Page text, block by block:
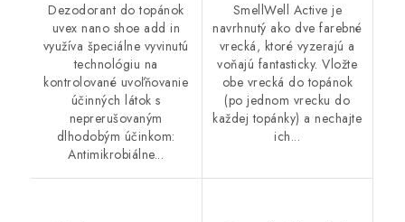
Dezodorant do topánok
uvex nano shoe add in
využíva špeciálne vyvinutú
technológiu na
kontrolované uvoľňovanie
účinných látok s
neprerušovaným
dlhodobým účinkom:
Antimikrobiálne...
SmellWell Active je
navrhnutý ako dve farebné
vrecká, ktoré vyzerajú a
voňajú fantasticky. Vložte
obe vrecká do topánok
(po jednom vrecku do
každej topánky) a nechajte
ich...